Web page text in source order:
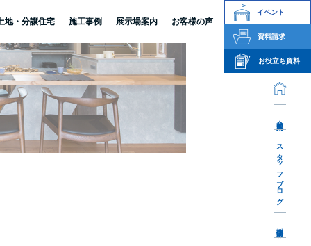
地・分譲住宅 施工事例 展示場案内 お客様の声
イベント
資料請求
お役立ち資料
スタッフブログ